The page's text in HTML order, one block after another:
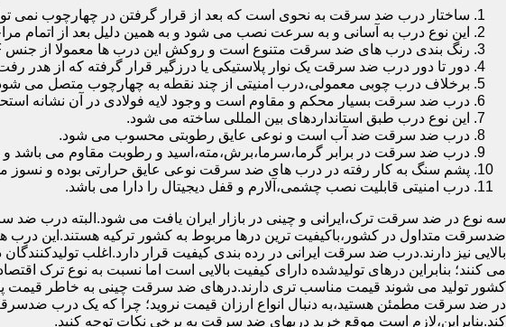
ساختار درب ضد سرقت به نحوی است که بعد از قرار گرفتن در چهارچوب نمی
این نوع درب به آسانی و به سرعت نصب می شود و به همین دلیل بعد از
رنگ بندی درب های ضد سرقت متنوع است و روکش این درب ها معمولا از جنس MDF با روکش رنگ یا PVC می باشد.
دور تا دور درب ضد سرقت یک نوار پلاستیکی یا درزگیر قرار گرفته که از هدر
برخلاف درب چوبی معمولی،درب امنیتی از چند نقطه به چهارچوب متصل می
درب ضد سرقت بسیار محکم و مقاوم است و وجود لایه فولادی در آن نشانه
این نوع درب طبق استانداردهای بین المللی ساخته می شود.
درب ضد سرقت ضد آب است و نوعی عایق رطوبتی محسوب می شود.
درب ضد سرقت در برابر گرما،سرما،برش،مته،اسید و رطوبت مقاوم می باشد و
پشم سنگ به کار رفته در درب های ضد سرقت نوعی عایق حرارتی بوده و نسوز
درب امنیتی قابلیت نصب چشمی،آلارم و قفل دیجیتال را دارا می باشد.
سه نوع در ضد سرقت ترک،ایرانی و چینی در بازار ایران یافت می شود.البته درب ضد
ضدسرقت متداول در کشور،باکیفیت ترین درها مربوط به کشور ترکیه هستند.این درب
بالایی نیز دارند.درب ضد سرقت ایرانی در رده بندی کیفیت قرار دارد.اغلب
می کنند؛ بنابراین درهای تولیدشده دارای کیفیت بالایی است اما نسبت به نوع ترک
کشور تولید می شوند قیمت مناسب تری دارند.درهای ضد سرقت چینی به خاطر قیمت
در ضد سرقت مطمئن هستید،به دنبال انواع ارزان قیمت نروید؛ چرا که یک درب
کند.بنابراین،لازم است موقع خرید دربهای ضد سرقت به برخی نکات توجه کنید.